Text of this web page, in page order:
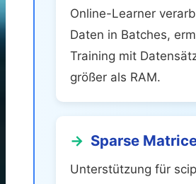
Online-Learner
Daten in Batches,
Training mit
größer als RAM.
Sparse
Unterstützung für